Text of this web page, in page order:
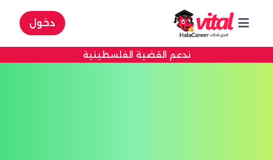
دخول
ندعم القضية الفلسطينية